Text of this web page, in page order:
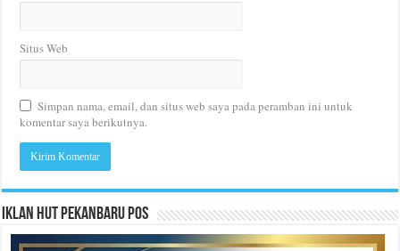
Situs Web
Simpan nama, email, dan situs web saya pada peramban ini untuk
komentar saya berikutnya.
Iklan HUT Pekanbaru Pos